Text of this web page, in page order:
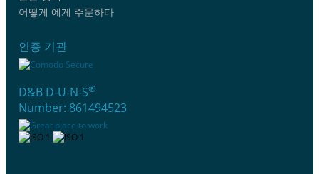
어떻게 에게 주문하다
인증 기관
D&B D-U-N-S®
Number: 861494523